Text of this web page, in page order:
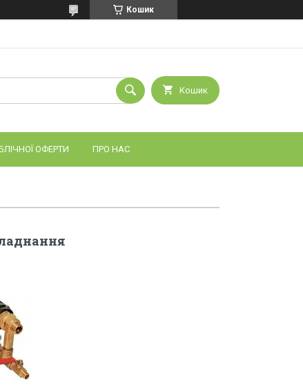
Кошик
Кошик
ОФЕРТИ ПРО НАС